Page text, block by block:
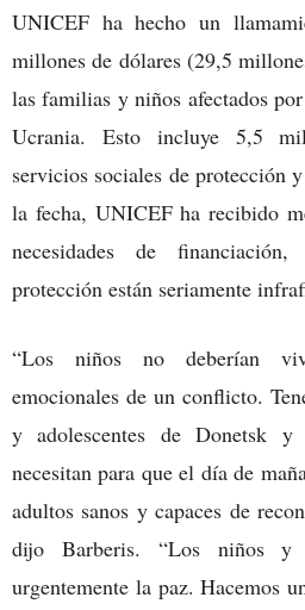
UNICEF ha hecho un
millones de dólares (29,5
las familias y niños afectados
Ucrania. Esto incluye 5,5
servicios sociales de protección
la fecha, UNICEF ha recibido
necesidades de
protección están seriamente
“Los niños no deberían
emocionales de un conflicto.
y adolescentes de Donetsk
necesitan para que el día de
adultos sanos y capaces de
dijo Barberis. “Los niños y
urgentemente la paz. Hacemos